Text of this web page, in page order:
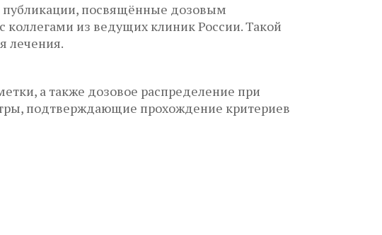
публикации, посвящённые дозовым
из ведущих клиник России. Такой
лечения.
а также дозовое распределение при
подтверждающие прохождение критериев